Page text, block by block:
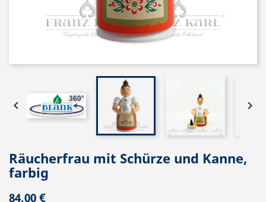
 
Räucherfrau mit Schürze und Kanne,
farbig
84,00 €